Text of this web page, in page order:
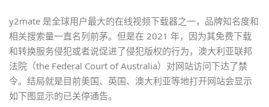
y2mate 是全球用户最大的在线视频下载器之一，品牌知名度和
相关搜索量一直名列前茅。但是在 2021 年，因为其免费下载
和转换服务侵犯或者说促进了侵犯版权的行为，澳大利亚联邦
法院（the Federal Court of Australia）对网站访问下达了禁
令。结局就是目前美国、英国、澳大利亚等地打开网站会显示
如下图显示的已关停通告。